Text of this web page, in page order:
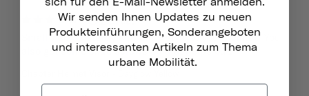
Great!
Small visor is sturdy and adds style to your helmet! You
also get some extra screws so that helps out.
Wir senden Ihnen Updates zu neuen
Produkteinführungen, Sonderangeboten
und interessanten Artikeln zum Thema
urbane Mobilität.